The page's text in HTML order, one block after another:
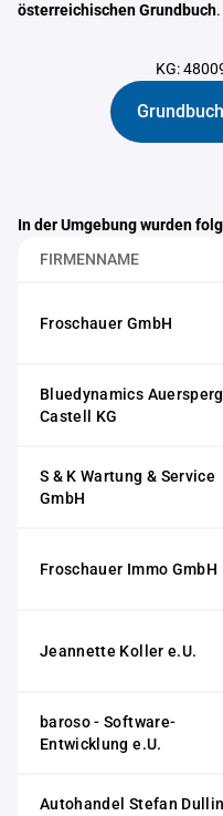
österreichischen Grundbuch.
KG:
In der Umgebung wurden
FIRMENNAME
Froschauer GmbH
Bluedynamics
Castell KG
S & K Wartung & Service
GmbH
Froschauer Immo GmbH
Jeannette Koller e.U.
baroso - Software-
Entwicklung e.U.
Autohandel Stefan